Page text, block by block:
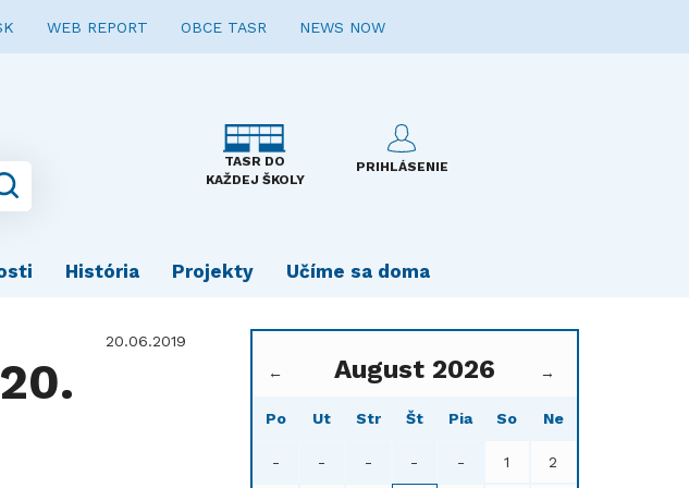
WEB REPORT OBCE TASR NEWS NOW
TASR DO
KAŽDEJ ŠKOLY
PRIHLÁSENIE
História Projekty Učíme sa doma
20.06.2019
← August 2026 →
Po Ut Str Št Pia So Ne
- - - - - 1 2